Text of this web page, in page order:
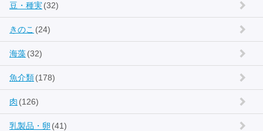
豆・種実(32)
きのこ (24)
海藻(32)
魚介類(178)
肉 (126)
乳製品・卵 (41)